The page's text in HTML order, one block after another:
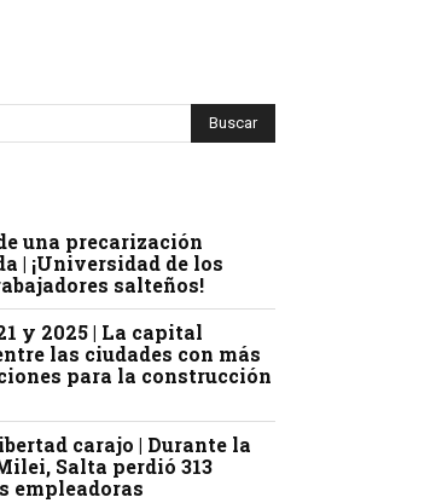
una precarización
| ¡Universidad de los
salteños!
y 2025 | La capital
las ciudades con más
para la construcción
carajo | Durante la
Salta perdió 313
empleadoras